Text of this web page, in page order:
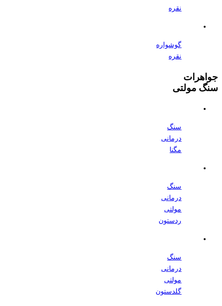
نقره
گوشواره
نقره
جواهرات
سنگ مولتی
سنگ
درمانی
مگنا
سنگ
درمانی
مولتی
ردستون
سنگ
درمانی
مولتی
گلدستون